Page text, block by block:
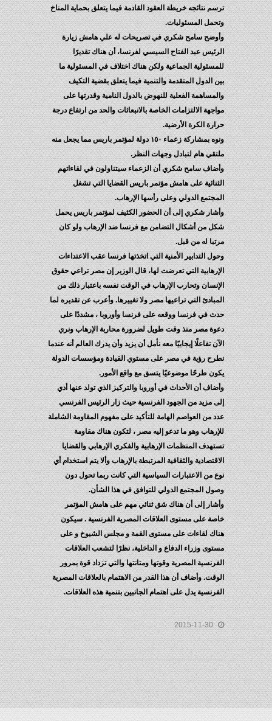
ترسم نتائجه خريطة العقود القادمة فيما يتعلق بحماية المناخ
وتحمل المسئوليات.
وأوضح سامح شكري في تصريحات له علي هامش زيارة
الرئيس عبد الفتاح السيسي لفرنسا، أن هناك تقديرًا
للمسئولية الجماعية ولكن هناك اختلاف في المسئولية ما
بين الدول المتقدمة والتنمية فيما يتعلق بقضية التكيف
والمساهمة الفعلية للنهوض بالدول النامية وقدرتها على
مواجهة الالتزامات الخاصة بالانبعاثات والحد من ارتفاع درجة
حرارة الكرة الأرضية.
ونوه بمشاركة زعماء ١٥٠ دولة لمؤتمر باريس مما يجعل منه
ملتقي هام لتبادل وجهات النظر.
وأضاف سامح شكري أن الزعماء سيتناولون في لقاءاتهم
الثنائية على هامش مؤتمر باريس القضايا التي تشغل
المجتمع الدولي وعلى رأسها الإرهاب.
وأشار شكري إلى أن الحضور الكثيف لمؤتمر باريس يحمل
شكل من أشكال التضامن مع فرنسا ضد الإرهاب ولو كان
مرتبا له من قبل.
وحول التدابير الأمنية التي اتخذتها فرنسا عقب الاعتداءات
الإرهابية التي تعرضت لها، قال الوزير إن مصر تراعي حقوق
الإنسان وتحارب الإرهاب في الوقت نفسه باعتبار ذلك من
المبادئ التي تراعيها مصر ولا تغييرها. وأعرب عن تقديره لما
حدث في فرنسا ووقعه على فرنسا وأوروبا ، مشددًا على
دعوة مصر منذ وقت طويل لضرورة محاربة الإرهاب ونري
الآن تفاعلًا إيجابيًا معه نأمل أن يزيد وأن يدرك العالم أنه عندما
نطرح رؤية في مصر على مستوي القيادة ومؤسسات الدولة
يكون طرحًا موضوعيًا يتسق مع واقع الأمور.
وأضاف أن الأحداث في أوروبا والتركيز الذي تولد عنها أدي
إلى مزيد من الجهود الفرنسية حيث زار الرئيس الفرنسي
عدد من العواصم الهامة للتأكيد على مفهوم المقاومة الشاملة
للإرهاب وهو ما تدعو إليه مصر ، لتكون هناك مقاومة
تستهدف المنظمات الإرهابية والفكري الإرهابي والقضايا
الاقتصادية والثقافية المرتبطة بالإرهاب وألا يتم استخدام أي
نوع من الاعتبارات السياسية التي كانت ربما تحول دون
وصول المجتمع الدولي للتوافق في هذا الشأن.
وأشار إلى أن هناك شق ثنائي مهم على هامش المؤتمر
خاصة على مستوى العلاقات المصرية الفرنسية . سيكون
هناك لقاءات على مستوى القمة و مجلس الشيوخ و على
مستوى وزراء الدفاع و الداخلية، نظرًا لتشعب العلاقات
الفرنسية المصرية وقوتها ومتانتها والتي تزداد قوة بمرور
الوقت. وأضاف أن هذا القدر من الاهتمام بالعلاقات المصرية
الفرنسية يدل على اهتمام الجانبين بتنمية هذه العلاقات.
2015-11-30